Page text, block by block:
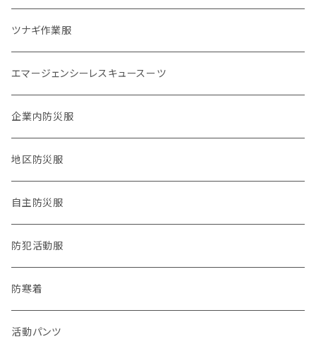
2024,1,1 能登半島地震
2024.9,21 能登北部豪雨
物資系
サバイバル系
タクティカル系
医療系
公職バックアップ系
防犯・防災警戒系
チーム系
動物系
ツナギ作業服
エマージェンシーレスキュースーツ
企業内防災服
地区防災服
自主防災服
防犯活動服
防寒着
活動パンツ